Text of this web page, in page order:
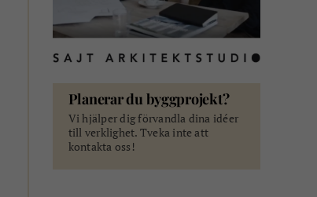
Planerar du byggprojekt?
Vi hjälper dig förvandla dina idéer
till verklighet. Tveka inte att
kontakta oss!